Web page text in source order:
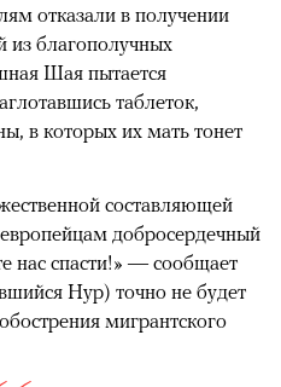
отказали в получении
из благополучных
Шая пытается
таблеток,
в которых их мать тонет
составляющей
добросердечный
нас спасти!» — сообщает
Нур) точно не будет
мигрантского